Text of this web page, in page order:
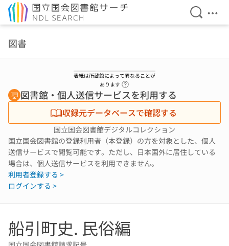
検索を
メ
図書
表紙は所蔵館によって異なることが
あります
図書館・個人送信サービスを利用する
収録元データベースで確認する
国立国会図書館デジタルコレクション
国立国会図書館の登録利用者（本登録）の方を対象とした、個人
送信サービスで閲覧可能です。ただし、日本国外に居住している
場合は、個人送信サービスを利用できません。
利用者登録する >
ログインする >
船引町史. 民俗編